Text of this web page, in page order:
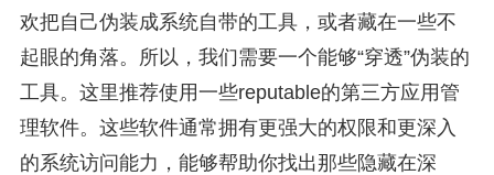
欢把自己伪装成系统自带的工具，或者藏在一些不
起眼的角落。所以，我们需要一个能够“穿透”伪装的
工具。这里推荐使用一些reputable的第三方应用管
理软件。这些软件通常拥有更强大的权限和更深入
的系统访问能力，能够帮助你找出那些隐藏在深